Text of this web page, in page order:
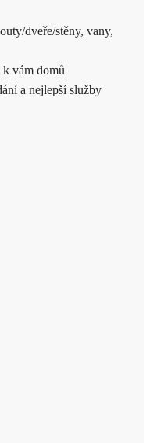
dveře/stěny, vany,
vám domů
a nejlepší služby